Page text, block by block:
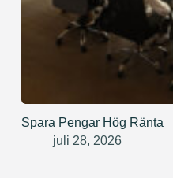
Spara Pengar Hög Ränta
juli 28, 2026